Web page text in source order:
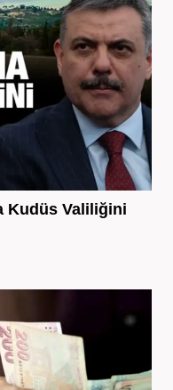
Kudüs Valiliğini